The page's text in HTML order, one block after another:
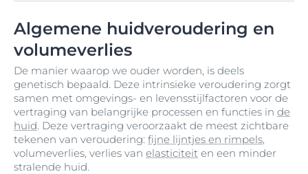
Algemene huidveroudering en
volumeverlies
De manier waarop we ouder worden, is deels
genetisch bepaald. Deze intrinsieke veroudering zorgt
samen met omgevings- en levensstijlfactoren voor de
vertraging van belangrijke processen en functies in de
huid. Deze vertraging veroorzaakt de meest zichtbare
tekenen van veroudering: fijne lijntjes en rimpels,
volumeverlies, verlies van elasticiteit en een minder
stralende huid.